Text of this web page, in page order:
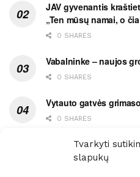
Tvarkyti
slapukų
JAV gyvenantis
„Ten mūsų namai, o
0 SHARES
Vabalninke – naujos
0 SHARES
Vytauto gatvės
0 SHARES
Pietų metas
0 SHARES